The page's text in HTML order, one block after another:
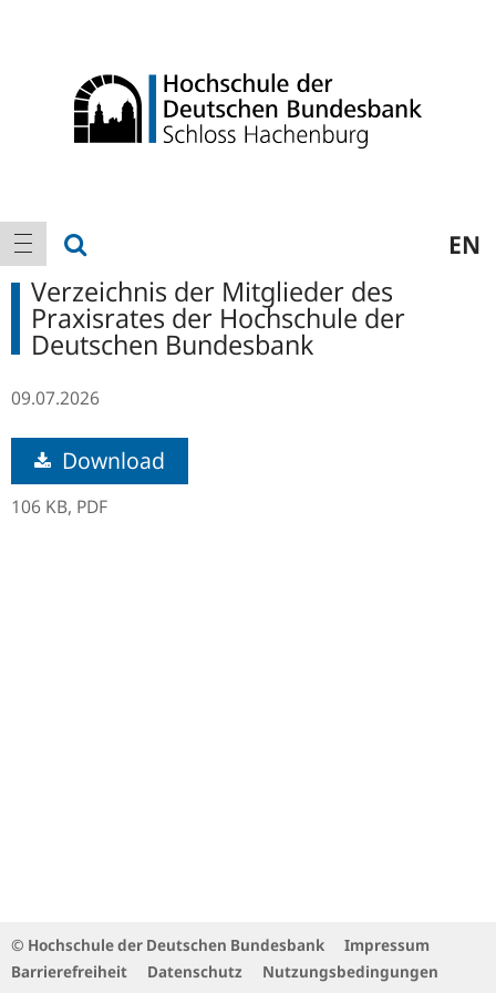
Hauptnavigation
Navigation anzeigen EN
Verzeichnis der Mitglieder des
Praxisrates der Hochschule der
Deutschen Bundesbank
09.07.2026
Download
106 KB, PDF
© Hochschule der Deutschen Bundesbank
Impressum
Barrierefreiheit
Datenschutz Nutzungsbedingungen